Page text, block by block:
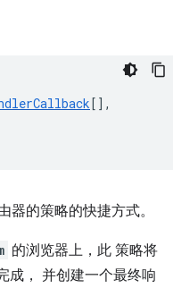
[],
的策略的快捷方式。
的浏览器上，此 策略将
成， 并创建一个最终响